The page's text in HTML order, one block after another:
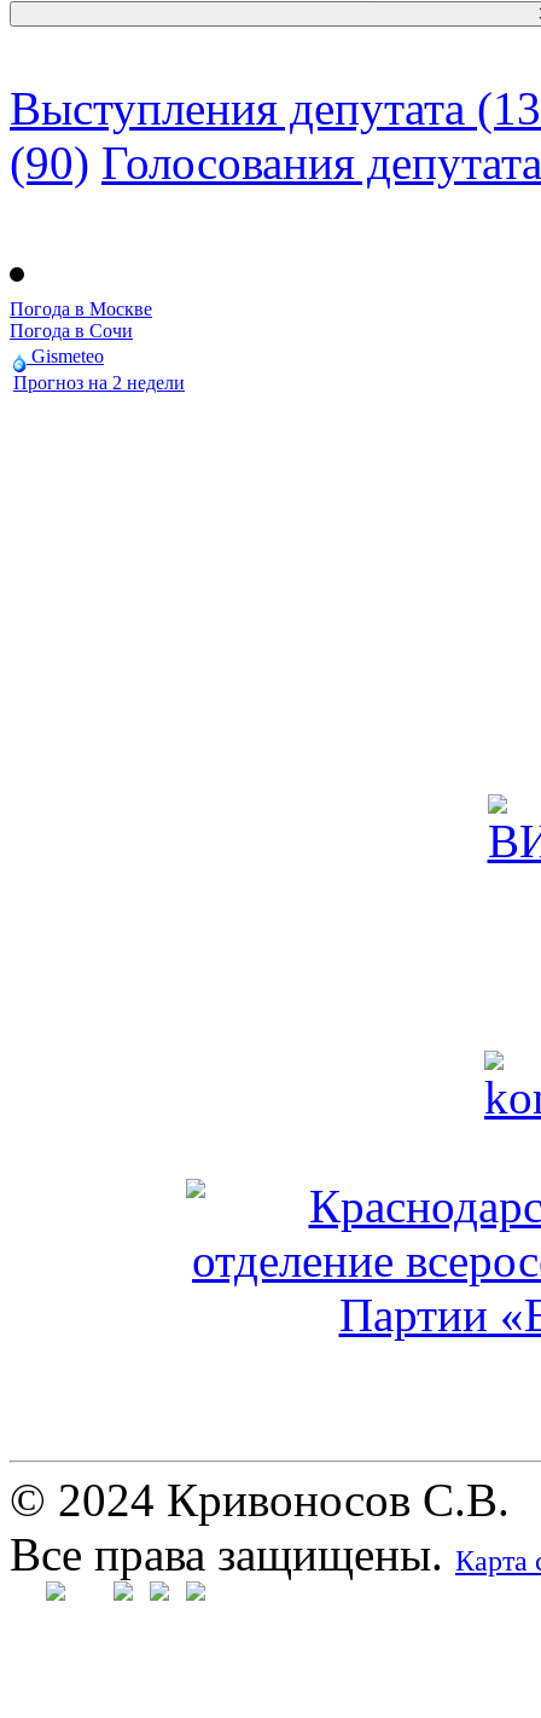
Выступления депутата
(90) Голосования депутата
Погода в Москве
Погода в Сочи
Gismeteo
Прогноз на 2 недели
© 2024 Кривоносов С.В.
Все права защищены. Карта